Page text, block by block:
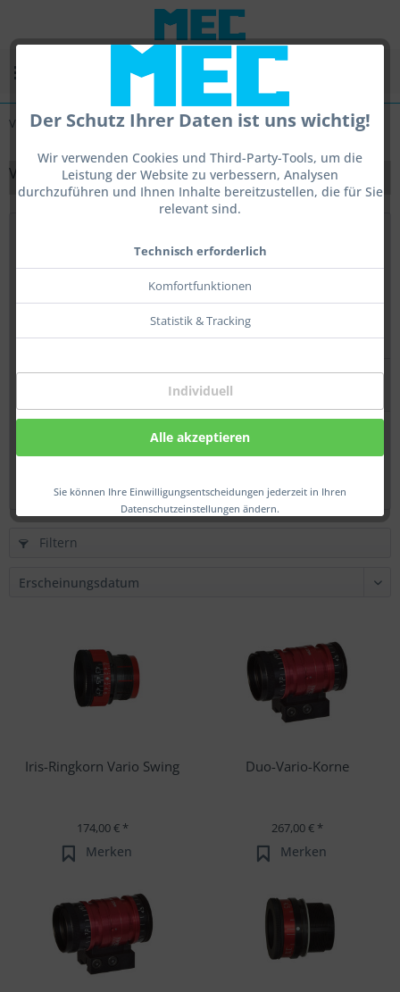
Der Schutz Ihrer Daten ist uns wichtig!
Wir verwenden Cookies und Third-Party-Tools, um die
Leistung der Website zu verbessern, Analysen
durchzuführen und Ihnen Inhalte bereitzustellen, die für Sie
relevant sind.
Technisch erforderlich
Komfortfunktionen
Statistik & Tracking
Individuell
Alle akzeptieren
Sie können Ihre Einwilligungsentscheidungen jederzeit in Ihren
Datenschutzeinstellungen ändern.
Verstellbare Ringkorne
VERSTELLBARE RINGKORNE
Iris Glasringkorn
Filtern
Iris-Ringkorn Vario Swing
174,00 € *
Merken
Duo-Vario-Korne
267,00 € *
Merken